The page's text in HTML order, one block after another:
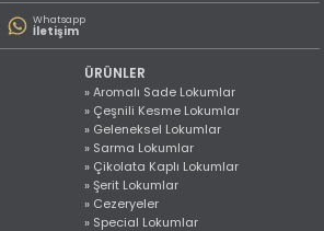
Whatsapp
İletişim
ÜRÜNLER
» Aromalı Sade Lokumlar
» Çeşnili Kesme Lokumlar
» Geleneksel Lokumlar
» Sarma Lokumlar
» Çikolata Kaplı Lokumlar
» Şerit Lokumlar
» Cezeryeler
» Special Lokumlar